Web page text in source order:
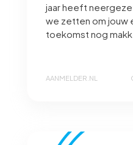
jaar heeft
we zetten om jouw
toekomst nog
AANMELDER.NL